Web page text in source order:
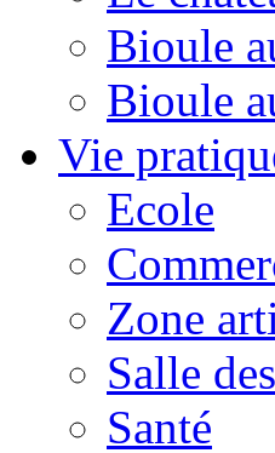
Bioule
Bioule
Vie
Ecole
Zone
Salle
Santé